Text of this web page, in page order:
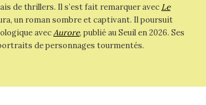
de thrillers. Il s’est fait remarquer avecLe
un roman sombre et captivant. Il poursuit
avecAurore, publié au Seuil en 2026. Ses
de personnages tourmentés.